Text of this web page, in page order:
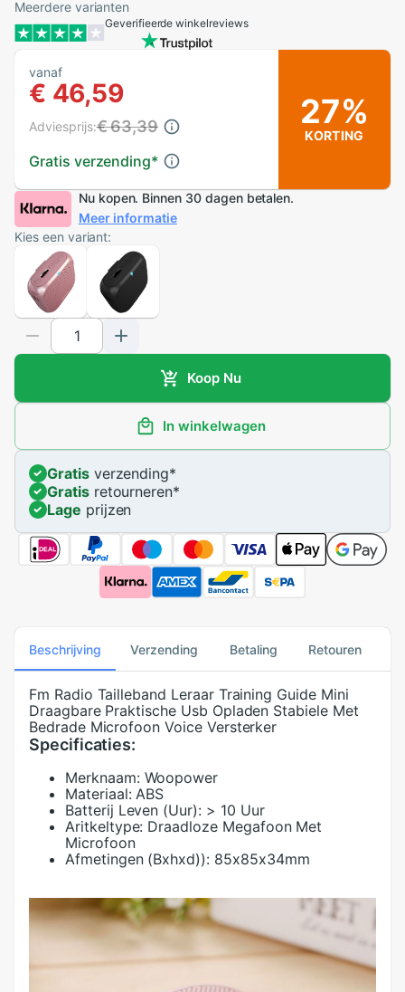
Stabiele Met Bedrade Microfoon Voice
Versterker
Meerdere varianten
Geverifieerde winkelreviews
vanaf
€ 46,59
Gratis verzending*
Adviesprijs:€ 63,39 27%
KORTING
Nu kopen. Binnen 30 dagen betalen.
Meer informatie
Kies een variant:
Koop Nu
In winkelwagen
Gratisverzending*
Gratisretourneren*
Lage prijzen
Beschrijving Verzending Betaling Retouren
Fm Radio Tailleband Leraar Training Guide Mini
Draagbare Praktische Usb Opladen Stabiele Met
Bedrade Microfoon Voice Versterker
Specificaties:
Merknaam: Woopower
Materiaal: ABS
Batterij Leven (Uur): > 10 Uur
Aritkeltype: Draadloze Megafoon Met
Microfoon
Afmetingen (Bxhxd)): 85x85x34mm